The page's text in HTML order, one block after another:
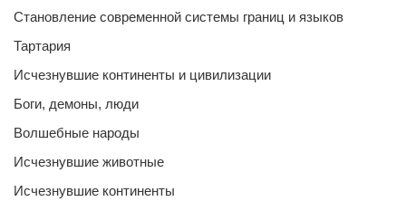
Становление современной системы границ и языков
Тартария
Исчезнувшие континенты и цивилизации
Боги, демоны, люди
Волшебные народы
Исчезнувшие животные
Исчезнувшие континенты